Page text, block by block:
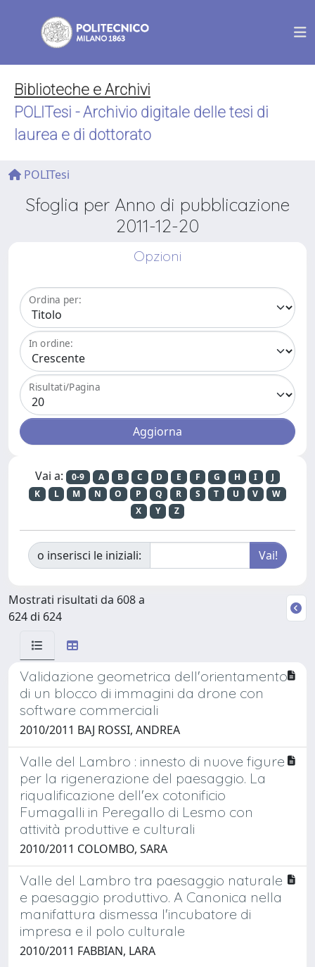
Biblioteche e Archivi
POLITesi - Archivio digitale delle tesi di
laurea e di dottorato
POLITesi
Sfoglia per Anno di pubblicazione
2011-12-20
Opzioni
Ordina per:
In ordine:
Risultati/Pagina
Vai a: 0-9 A B C D E F G H I
J
K
L M N O P Q R S T U V
W
X
Y Z
o inserisci le iniziali:
Mostrati risultati da 608 a
624 di 624
Validazione geometrica dell'orientamento
di un blocco di immagini da drone con
software commerciali
2010/2011 BAJ ROSSI, ANDREA
Valle del Lambro : innesto di nuove figure
per la rigenerazione del paesaggio. La
riqualificazione dell'ex cotonificio
Fumagalli in Peregallo di Lesmo con
attività produttive e culturali
2010/2011 COLOMBO, SARA
Valle del Lambro tra paesaggio naturale
e paesaggio produttivo. A Canonica nella
manifattura dismessa l'incubatore di
impresa e il polo culturale
2010/2011 FABBIAN, LARA